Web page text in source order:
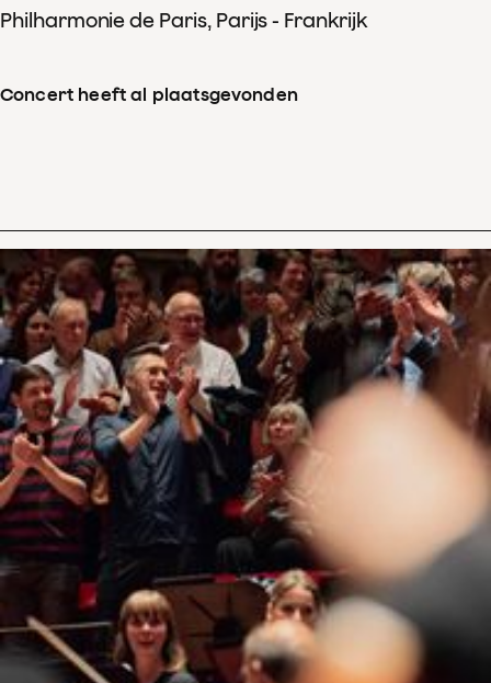
Philharmonie de Paris, Parijs - Frankrijk
Concert heeft al plaatsgevonden